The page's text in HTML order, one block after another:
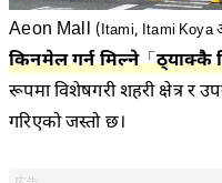
Aeon Mall (Itami, Itami Koya
किनमेल गर्न मिल्ने「ठ्याक्कै
रूपमा विशेषगरी शहरी क्षेत्र र
गरिएको जस्तो छ।